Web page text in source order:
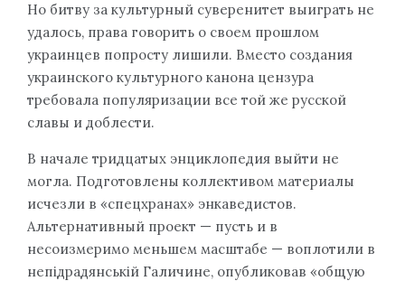
Но битву за культурный суверенитет выиграть не
удалось, права говорить о своем прошлом
украинцев попросту лишили. Вместо создания
украинского культурного канона цензура
требовала популяризации все той же русской
славы и доблести.
В начале тридцатых энциклопедия выйти не
могла. Подготовлены коллективом материалы
исчезли в «спецхранах» энкаведистов.
Альтернативный проект — пусть и в
несоизмеримо меньшем масштабе — воплотили в
непідрадянській Галичине, опубликовав «общую